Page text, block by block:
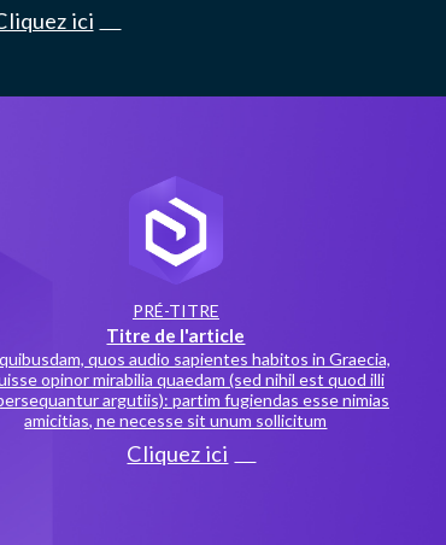
ici
PRÉ-TITRE
Titre de l'article
quos audio sapientes habitos in Graecia,
opinor mirabilia quaedam (sed nihil est quod illi
argutiis): partim fugiendas esse nimias
amicitias, ne necesse sit unum sollicitum
Cliquez ici